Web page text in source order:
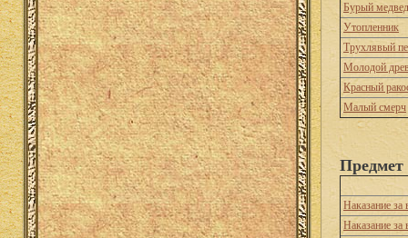
Бурый
Утопленник
Трухлявый
Молодой
Красный
Малый смерч
Предмет
Наказание за
Наказание за